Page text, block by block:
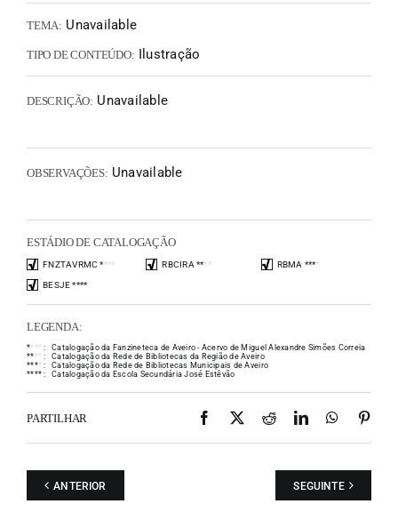
TEMA: Unavailable
TIPO DE CONTEÚDO: Ilustração
DESCRIÇÃO: Unavailable
OBSERVAÇÕES: Unavailable
ESTÁDIO DE CATALOGAÇÃO
FNZTAVRMC **** RBCIRA **** RBMA ****
BESJE ****
LEGENDA:
** * * :
Catalogação da Fanzineteca de Aveiro - Acervo de Miguel Alexandre Simões Correia
** * * :
Catalogação da Rede de Bibliotecas da Região de Aveiro
**** :
Catalogação da Rede de Bibliotecas Municipais de Aveiro
**** : Catalogação da Escola Secundária José Estêvão
PARTILHAR Facebook
X RedditLinkedIn
ANTERIOR SEGUINTE